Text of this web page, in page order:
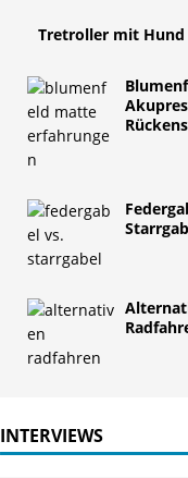
Tretroller mit Hund
INTERVIEWS